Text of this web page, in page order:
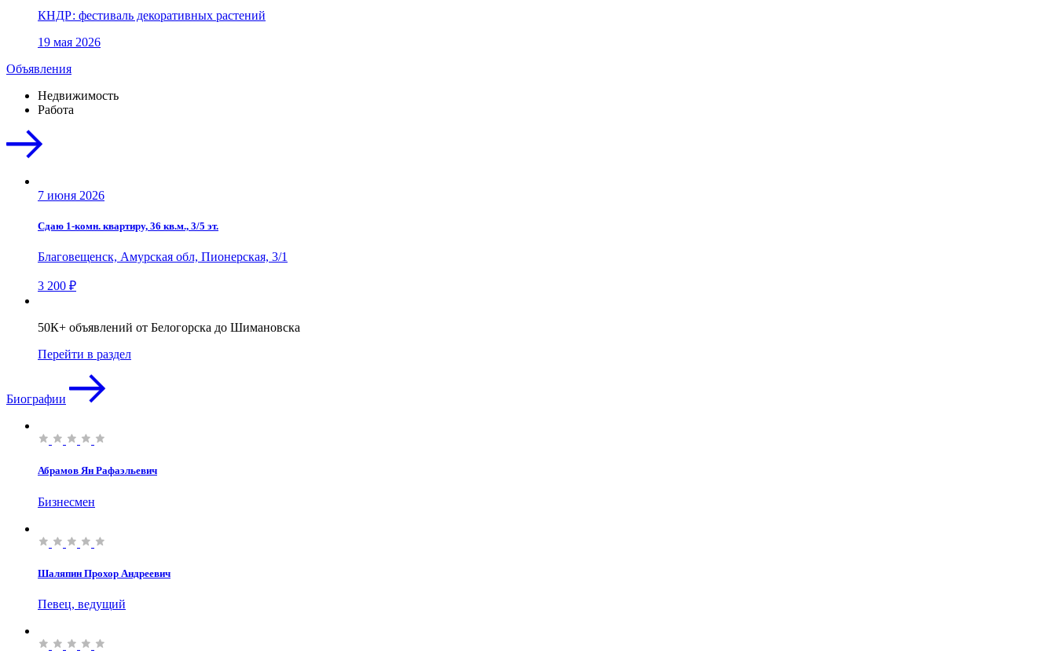
КНДР: фестиваль декоративных растений
19 мая 2026
Объявления
Недвижимость
Работа
7 июня 2026
Сдаю 1-комн. квартиру, 36 кв.м., 3/5 эт.
Благовещенск, Амурская обл, Пионерская, 3/1
3 200 ₽
50К+ объявлений от Белогорска до Шимановска
Перейти в раздел
Биографии
Абрамов Ян Рафаэльевич
Бизнесмен
Шаляпин Прохор Андреевич
Певец, ведущий